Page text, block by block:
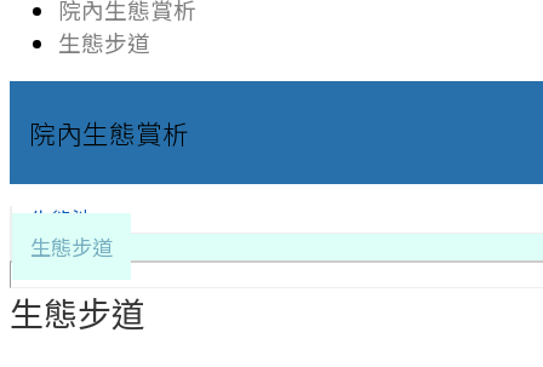
院內生態賞析
生態步道
院內生態賞析
生態池
生態步道
生態步道